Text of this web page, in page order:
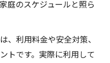
庭のスケジュールと照ら
、利用料金や安全対策、
トです。実際に利用して